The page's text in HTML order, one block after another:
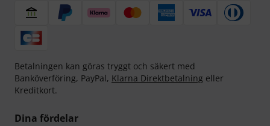
Betalningen kan göras tryggt och säkert med
Banköverföring, PayPal, Klarna Direktbetalning eller
Kreditkort.
Dina fördelar